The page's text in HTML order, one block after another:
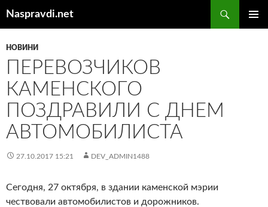
Naspravdi.net
НОВИНИ
ПЕРЕВОЗЧИКОВ
КАМЕНСКОГО
ПОЗДРАВИЛИ С ДНЕМ
АВТОМОБИЛИСТА
27.10.2017 15:21 DEV_ADMIN1488
Сегодня, 27 октября, в здании каменской мэрии
чествовали автомобилистов и дорожников.